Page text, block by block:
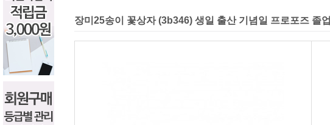
장미25송이 꽃상자 (3b346) 생일 출산 기념일 프로포즈 졸업